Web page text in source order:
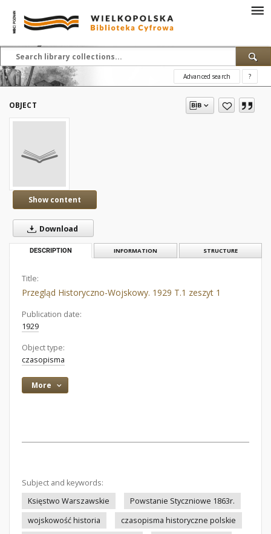
Advanced search ?
OBJECT
Show content
Download
DESCRIPTION INFORMATION STRUCTURE
Title:
Przegląd Historyczno-Wojskowy. 1929 T.1 zeszyt 1
Publication date:
1929
Object type:
czasopisma
More
Subject and keywords:
Księstwo Warszawskie
Powstanie Styczniowe 1863r.
wojskowość historia
czasopisma historyczne polskie